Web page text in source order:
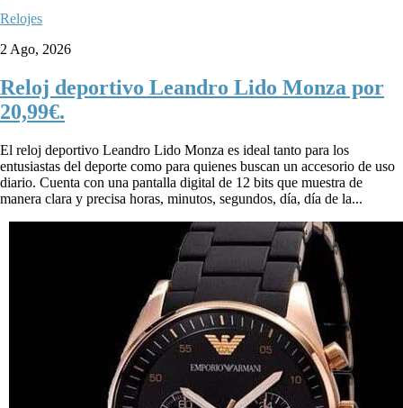
Relojes
2 Ago, 2026
Reloj deportivo Leandro Lido Monza por
20,99€.
El reloj deportivo Leandro Lido Monza es ideal tanto para los
entusiastas del deporte como para quienes buscan un accesorio de uso
diario. Cuenta con una pantalla digital de 12 bits que muestra de
manera clara y precisa horas, minutos, segundos, día, día de la...